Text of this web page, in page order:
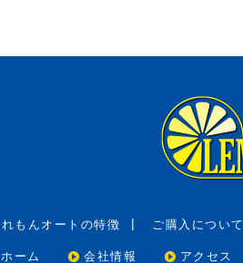
れもんオートの特徴 ご購入について
ホーム 会社情報 アクセス